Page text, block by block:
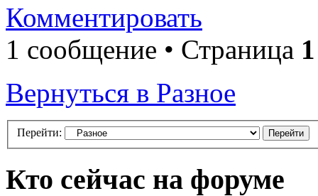
Комментировать
1 сообщение • Страница 1
Вернуться в Разное
Перейти:
Кто сейчас на форуме